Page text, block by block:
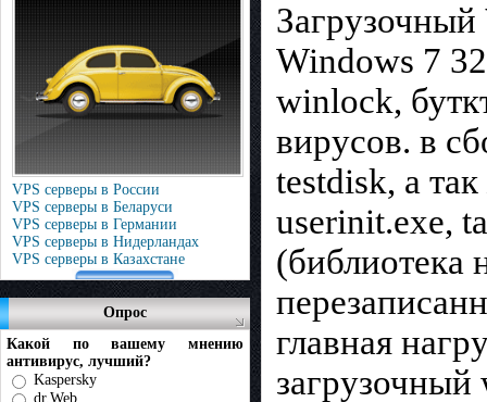
VPS серверы в России
VPS серверы в Беларуси
VPS серверы в Германии
VPS серверы в Нидерландах
VPS серверы в Казахстане
Опрос
Какой по вашему мнению
антивирус, лучший?
Kaspersky
dr.Web
Загрузочный
Windows 7
winlock,
вирусов. в
testdisk, а
userinit.exe,
(библиотека
главная